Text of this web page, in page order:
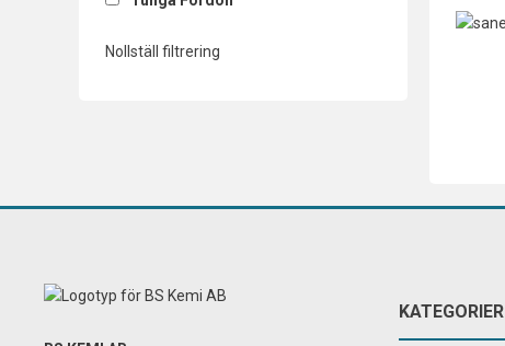
Nollställ filtrering
KATEGORIER